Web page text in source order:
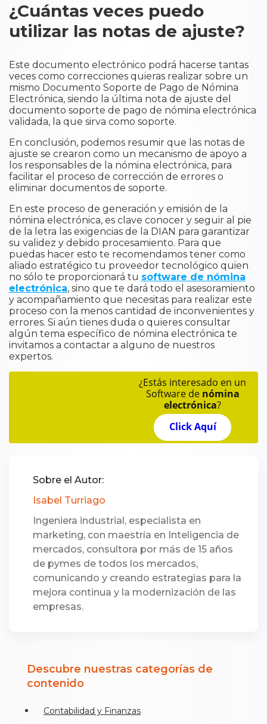
¿Cuántas veces puedo
utilizar las notas de ajuste?
Este documento electrónico podrá hacerse tantas
veces como correcciones quieras realizar sobre un
mismo Documento Soporte de Pago de Nómina
Electrónica, siendo la última nota de ajuste del
documento soporte de pago de nómina electrónica
validada, la que sirva como soporte.
En conclusión, podemos resumir que las notas de
ajuste se crearon como un mecanismo de apoyo a
los responsables de la nómina electrónica, para
facilitar el proceso de corrección de errores o
eliminar documentos de soporte.
En este proceso de generación y emisión de la
nómina electrónica, es clave conocer y seguir al pie
de la letra las exigencias de la DIAN para garantizar
su validez y debido procesamiento. Para que
puedas hacer esto te recomendamos tener como
aliado estratégico tu proveedor tecnológico quien
no sólo te proporcionará tu software de nómina
electrónica, sino que te dará todo el asesoramiento
y acompañamiento que necesitas para realizar este
proceso con la menos cantidad de inconvenientes y
errores. Si aún tienes duda o quieres consultar
algún tema específico de nómina electrónica te
invitamos a contactar a alguno de nuestros
expertos.
¿Estás interesado en un
Software de nómina
electrónica?
Click Aquí
Sobre el Autor:
Isabel Turriago
Ingeniera industrial, especialista en
marketing, con maestría en Inteligencia de
mercados, consultora por más de 15 años
de pymes de todos los mercados,
comunicando y creando estrategias para la
mejora continua y la modernización de las
empresas.
Descubre nuestras categorías de
contenido
Contabilidad y Finanzas